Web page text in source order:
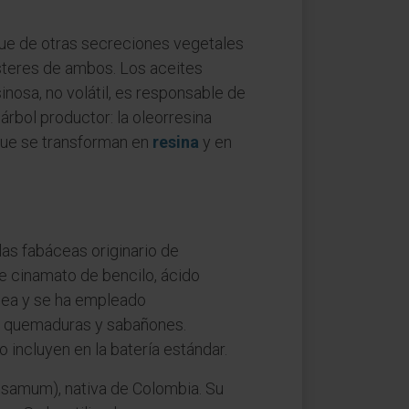
de otras secreciones vegetales
de ambos. Los aceites
no volátil, es responsable de
productor: la oleorresina
se transforman en resina y en
fabáceas originario de
cinamato de bencilo, ácido
y se ha empleado
y sabañones.
en la batería estándar.
nativa de Colombia. Su